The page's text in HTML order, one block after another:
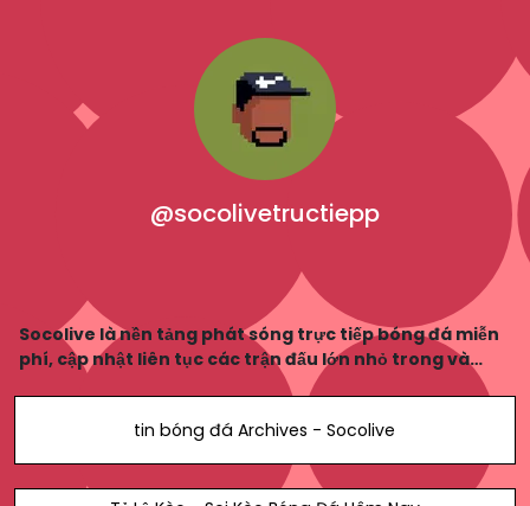
@socolivetructiepp
Socolive là nền tảng phát sóng trực tiếp bóng đá miễn
phí, cập nhật liên tục các trận đấu lớn nhỏ trong và
ngoài nước với chất lượng hình ảnh Full HD, không giật
tin bóng đá Archives - Socolive